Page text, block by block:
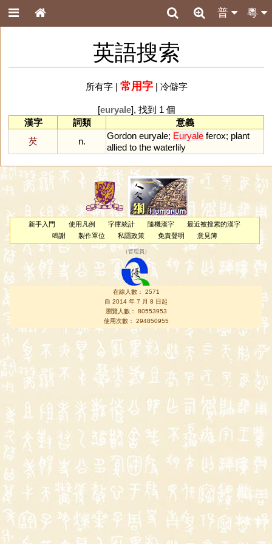
粵
普
英語搜索
所有字| 常用字| 冷僻字
[euryale], 找到 1 個
漢字
詞類
意義
芡
n.
Gordon euryale; Euryale ferox; plant
allied to the waterlily
新手入門 使用凡例 字庫統計 隨機漢字
最近被搜索的漢字
鳴謝
製作單位 私隱政策 免責聲明 意見簿
（管理員 ）
在線人數： 2571
自 2014 年 7 月 8 日起
瀏覽人數： 80553953
使用次數： 294850955